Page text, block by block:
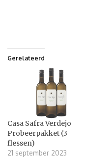
Gerelateerd
Casa Safra Verdejo
Probeerpakket (3
flessen)
21 september 2023